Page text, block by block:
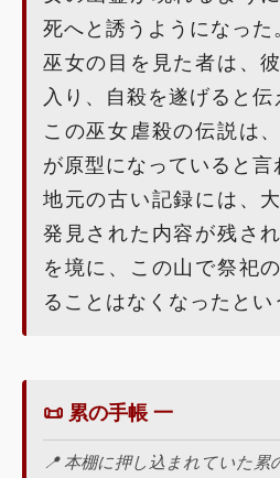
死へと誘うようになった
巫女の目を見た者は、
入り、自殺を遂げると伝
この巫女虐殺の伝説は
が原型になっていると言
地元の古い記録には、
発見された内容が残さ
を境に、この山で祭祀
ることはなくなったとい
📜 累の手帳 一
📍 本棚に押し込まれていた累